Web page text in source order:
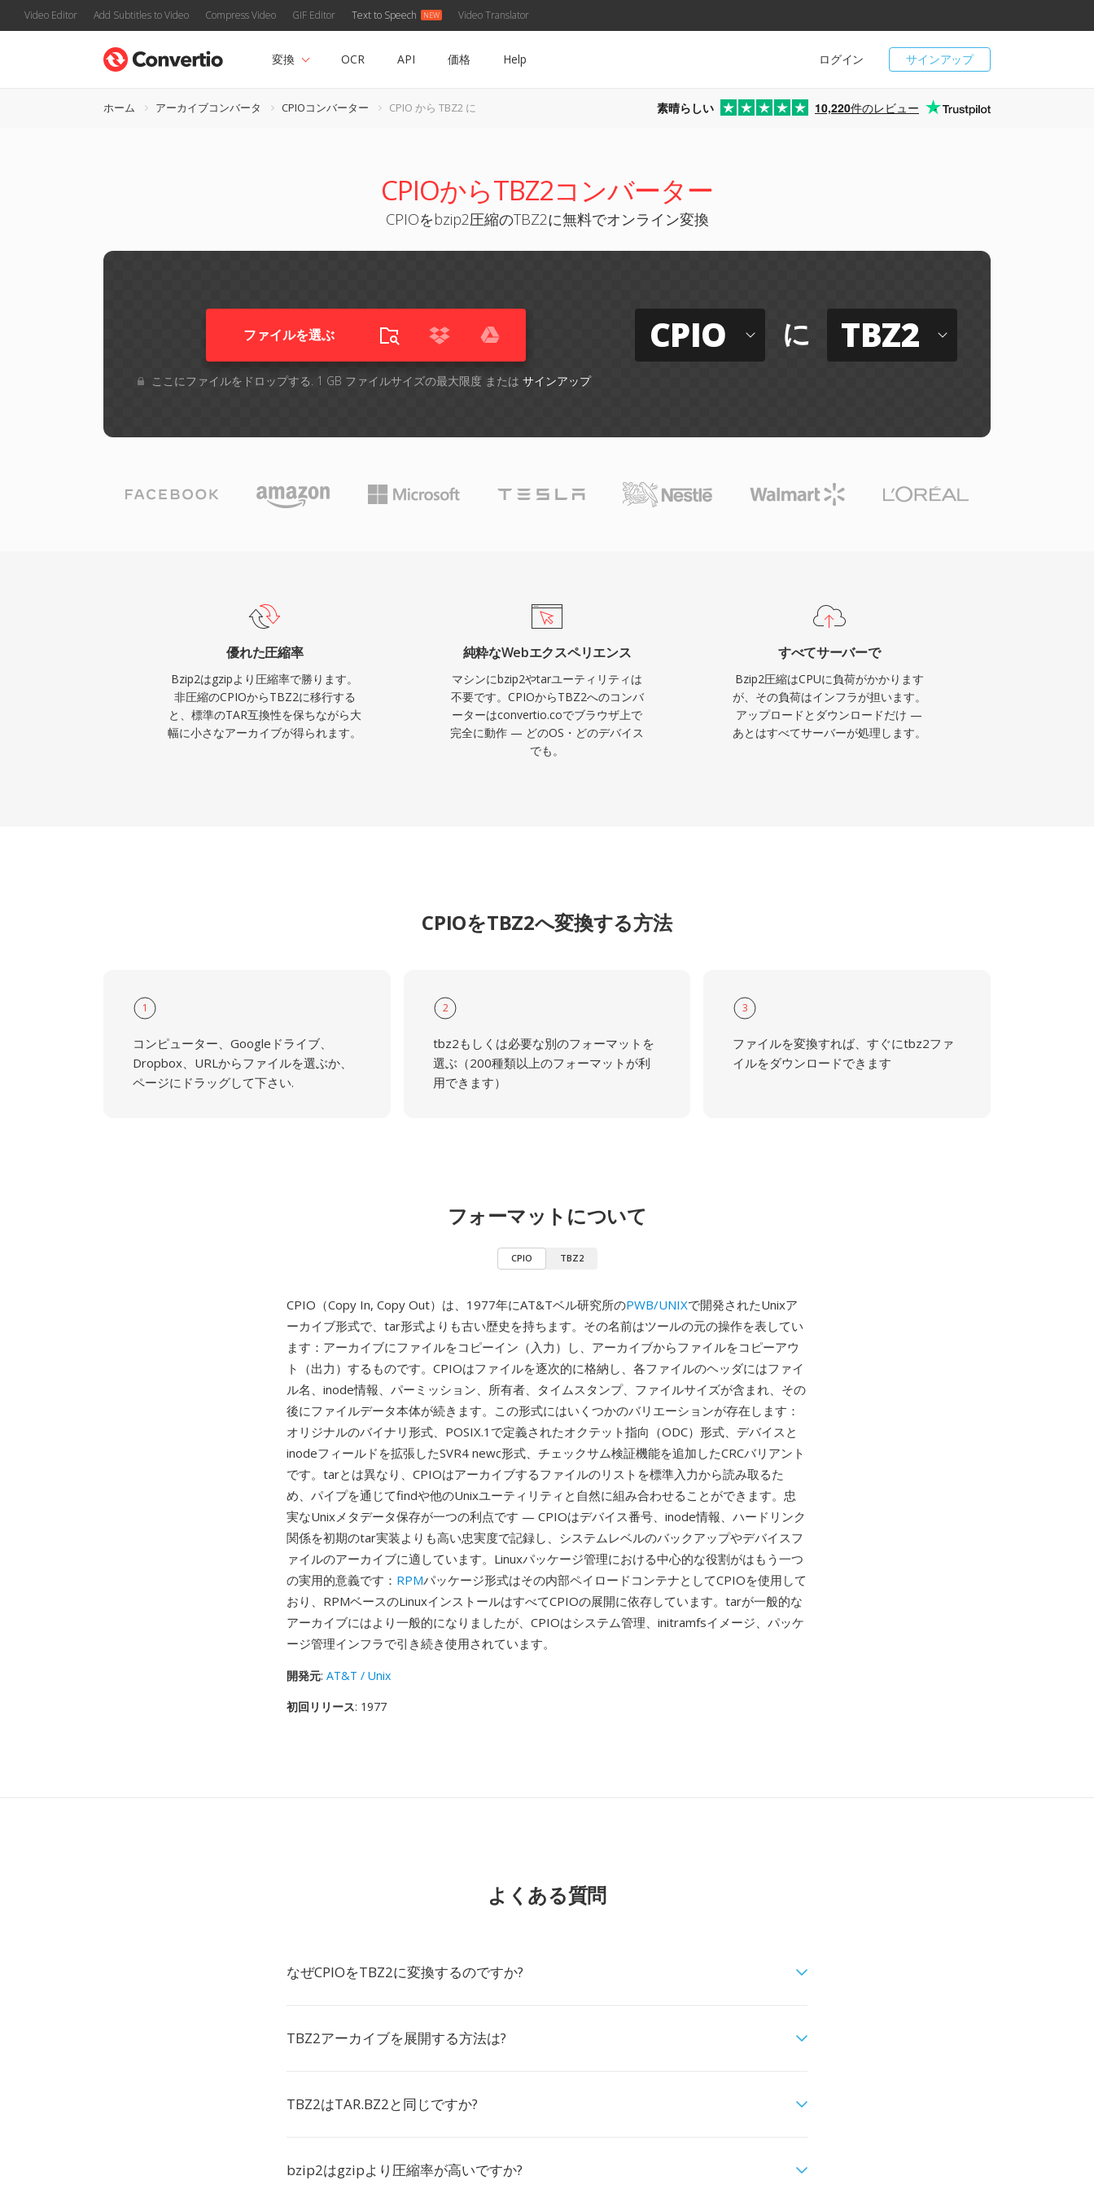
Video Editor Add Subtitles to Video Compress Video GIF Editor Text to Speech Video Translator
サインアップ
ログイン
変換 OCR API 価格 Help
ホーム アーカイブコンバータ CPIOコンバーター CPIO から TBZ2 に 素晴らしい 10,220件のレビュー
CPIOからTBZ2コンバーター
CPIOをbzip2圧縮のTBZ2に無料でオンライン変換
ファイルを選ぶ
ここにファイルをドロップする. 1 GB ファイルサイズの最大限度 または サインアップ
CPIO に TBZ2
優れた圧縮率
Bzip2はgzipより圧縮率で勝ります。
非圧縮のCPIOからTBZ2に移行する
と、標準のTAR互換性を保ちながら大
幅に小さなアーカイブが得られます。
純粋なWebエクスペリエンス
マシンにbzip2やtarユーティリティは
不要です。CPIOからTBZ2へのコンバ
ーターはconvertio.coでブラウザ上で
完全に動作 — どのOS・どのデバイス
でも。
すべてサーバーで
Bzip2圧縮はCPUに負荷がかかります
が、その負荷はインフラが担います。
アップロードとダウンロードだけ —
あとはすべてサーバーが処理します。
CPIOをTBZ2へ変換する方法
1
コンピューター、Googleドライブ、
Dropbox、URLからファイルを選ぶか、
ページにドラッグして下さい.
2
tbz2もしくは必要な別のフォーマットを
選ぶ（200種類以上のフォーマットが利
用できます）
3
ファイルを変換すれば、すぐにtbz2ファ
イルをダウンロードできます
フォーマットについて
CPIO TBZ2
CPIO（Copy In, Copy Out）は、1977年にAT&Tベル研究所のPWB/UNIXで開発されたUnixア
ーカイブ形式で、tar形式よりも古い歴史を持ちます。その名前はツールの元の操作を表してい
ます：アーカイブにファイルをコピーイン（入力）し、アーカイブからファイルをコピーアウ
ト（出力）するものです。CPIOはファイルを逐次的に格納し、各ファイルのヘッダにはファイ
ル名、inode情報、パーミッション、所有者、タイムスタンプ、ファイルサイズが含まれ、その
後にファイルデータ本体が続きます。この形式にはいくつかのバリエーションが存在します：
オリジナルのバイナリ形式、POSIX.1で定義されたオクテット指向（ODC）形式、デバイスと
inodeフィールドを拡張したSVR4 newc形式、チェックサム検証機能を追加したCRCバリアント
です。tarとは異なり、CPIOはアーカイブするファイルのリストを標準入力から読み取るた
め、パイプを通じてfindや他のUnixユーティリティと自然に組み合わせることができます。忠
実なUnixメタデータ保存が一つの利点です — CPIOはデバイス番号、inode情報、ハードリンク
関係を初期のtar実装よりも高い忠実度で記録し、システムレベルのバックアップやデバイスフ
ァイルのアーカイブに適しています。Linuxパッケージ管理における中心的な役割がはもう一つ
の実用的意義です： RPMパッケージ形式はその内部ペイロードコンテナとしてCPIOを使用して
おり、RPMベースのLinuxインストールはすべてCPIOの展開に依存しています。tarが一般的な
アーカイブにはより一般的になりましたが、CPIOはシステム管理、initramfsイメージ、パッケ
ージ管理インフラで引き続き使用されています。
開発元: AT&T / Unix
初回リリース: 1977
よくある質問
なぜCPIOをTBZ2に変換するのですか?
TBZ2アーカイブを展開する方法は?
TBZ2はTAR.BZ2と同じですか?
bzip2はgzipより圧縮率が高いですか?